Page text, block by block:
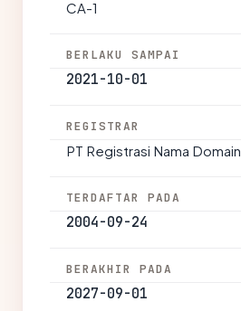
CA-1
BERLAKU SAMPAI
2021-10-01
REGISTRAR
PT Registrasi Nama Domain
TERDAFTAR PADA
2004-09-24
BERAKHIR PADA
2027-09-01